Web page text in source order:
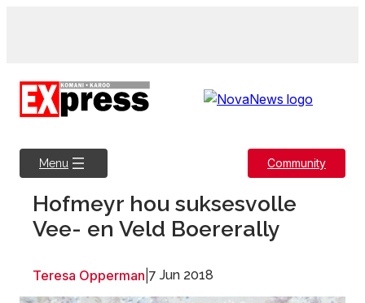
Menu Community
Hofmeyr hou suksesvolle
Vee- en Veld Boererally
Teresa Opperman 7 Jun 2018